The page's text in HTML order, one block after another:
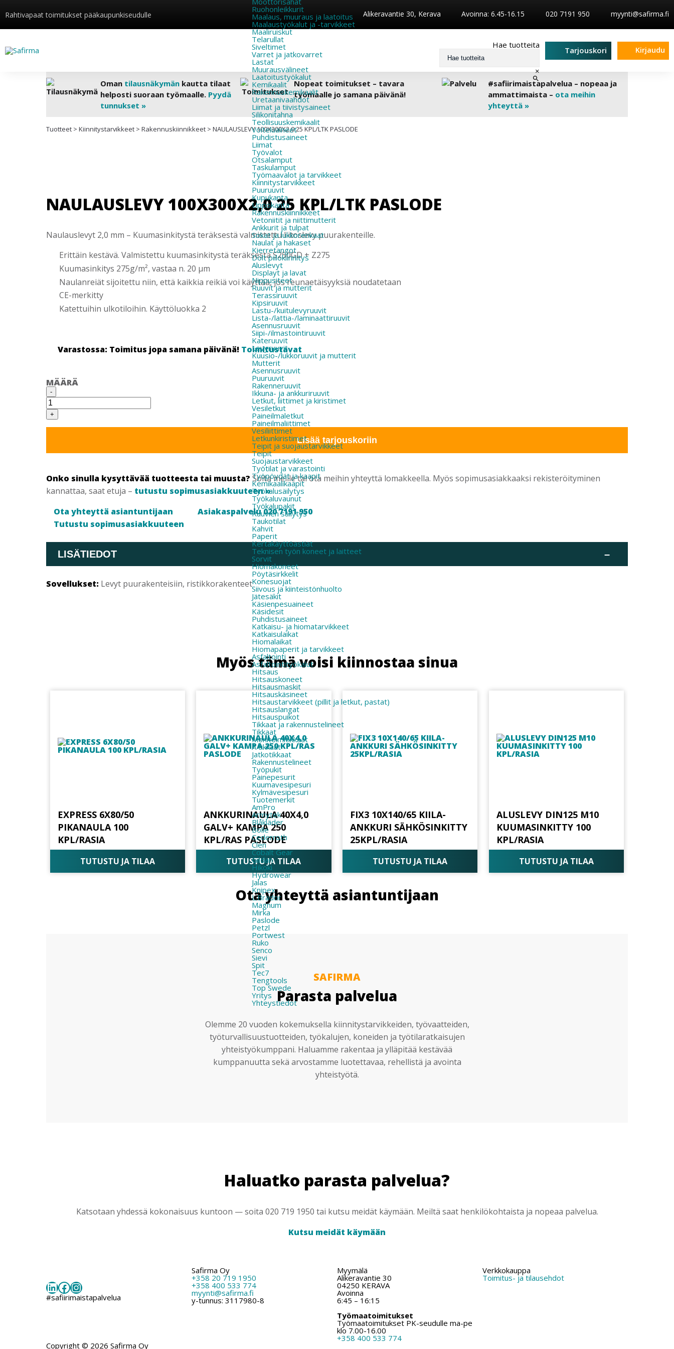
Rahtivapaat toimitukset pääkaupunkiseudulle Alikeravantie 30, Kerava Avoinna: 6.45-16.15 020 7191 950 myynti@safirma.fi
Ruohonleikkurit
Maalaus, muuraus ja laatoitus
Maalaustyökalut ja -tarvikkeet
Maaliruiskut
Telarullat
Siveltimet
Varret ja jatkovarret
Lastat
Muurausvälineet
Laatoitustyökalut
Kemikaalit
Rakennuskemikaalit
Uretaanivaahdot
Liimat ja tiivistysaineet
Silikonitahna
Teollisuuskemikaalit
Voiteluaineet
Puhdistusaineet
Liimat
Työvalot
Otsalamput
Taskulamput
Työmaavalot ja tarvikkeet
Kiinnitys­tarvikkeet
Puuruuvit
Kupukanta
Uppokanta
Rakennuskiinnikkeet
Vetoniitit ja niittimutterit
Ankkurit ja tulpat
Sokat ja lukkorenkaat
Naulat ja hakaset
Kierretangot
Dolt piilokiinnitys
Aluslevyt
Displayt ja lavat
Nippusiteet
Ruuvit ja mutterit
Terassiruuvit
Kipsiruuvit
Lastu-/kuitulevyruuvit
Lista-/lattia-/laminaattiruuvit
Asennusruuvit
Siipi-/ilmastointiruuvit
Kateruuvit
Levyruuvit
Kuusio-/lukkoruuvit ja mutterit
Mutterit
Asennusruuvit
Puuruuvit
Rakenneruuvit
Ikkuna- ja ankkuriruuvit
Letkut, liittimet ja kiristimet
Vesiletkut
Paineilmaletkut
Paineilmaliittimet
Vesiliittimet
Letkunkiristimet
Teipit ja suojaustarvikkeet
Teipit
Suojaustarvikkeet
Työtilat ja varastointi
Työpöydät ja kaapit
Kemikaalikaapit
Työkalusäilytys
Työkaluvaunut
Työkalupakit
Ruuvien säilytys
Taukotilat
Kahvit
Paperit
Kertakäyttöastiat
Teknisen työn koneet ja laitteet
Sorvit
Hiomakoneet
Pöytäsirkkelit
Konesuojat
Siivous ja kiinteistönhuolto
Jätesäkit
Käsienpesuaineet
Käsidesit
Puhdistusaineet
Katkaisu- ja hiomatarvikkeet
Katkaisulaikat
Hiomalaikat
Hiomapaperit ja tarvikkeet
Asfaltointi
Asfaltointityökalut
Hitsaus
Hitsauskoneet
Hitsausmaskit
Hitsauskäsineet
Hitsaustarvikkeet (pillit ja letkut, pastat)
Hitsauslangat
Hitsauspuikot
Tikkaat ja rakennustelineet
Tikkaat
Monitoimitikkaat
A tikkaat
Jatkotikkaat
Rakennustelineet
Työpukit
Painepesurit
Kuumavesipesuri
Kylmävesipesuri
Tuotemerkit
AmPro
Armytek
Blåkläder
Bolle
Cederroth
Clen
Cobalt Gear
Gildan
Hikoki
Hydrowear
Jalas
Knipex
L.Brador
Magnum
Mirka
Paslode
Petzl
Portwest
Ruko
Senco
Sievi
Spit
Tec7
Tengtools
Top Swede
Yritys
Yhteystiedot
Hae tuotteita
×
Tarjouskori Kirjaudu
Oman tilausnäkymänkautta tilaat
helposti suoraan työmaalle. Pyydä
tunnukset »
Nopeat toimitukset – tavara
työmaalle jo samana päivänä!
#safiirimaistapalvelua – nopeaa ja
ammattimaista – ota meihin
yhteyttä »
Tuotteet > Kiinnitys­tarvikkeet > Rakennuskiinnikkeet > NAULAUSLEVY 100X300X2,0 25 KPL/LTK PASLODE
NAULAUSLEVY 100X300X2,0 25 KPL/LTK PASLODE
Naulauslevyt 2,0 mm – Kuumasinkitystä teräksestä valmistettu liitoslevy puurakenteille.
Erittäin kestävä. Valmistettu kuumasinkitystä teräksestä S250GD + Z275
Kuumasinkitys 275g/m², vastaa n. 20 µm
Naulanreiät sijoitettu niin, että kaikkia reikiä voi käyttää, jos reunaetäisyyksiä noudatetaan
CE-merkitty
Katettuihin ulkotiloihin. Käyttöluokka 2
Varastossa: Toimitus jopa samana päivänä! Toimitustavat
MÄÄRÄ
NAULAUSLEVY
100X300X2,0
25
KPL/LTK
PASLODE
määrä
-
+
Lisää tarjouskoriin
Onko sinulla kysyttävää tuotteesta tai muusta? Soita meille tai ota meihin yhteyttä lomakkeella. Myös sopimusasiakkaaksi rekisteröityminen
kannattaa, saat etuja – tutustu sopimusasiakkuuteen »
Ota yhteyttä asiantuntijaan
Asiakaspalvelu 020 7191 950
Tutustu sopimusasiakkuuteen
LISÄTIEDOT –
Sovellukset: Levyt puurakenteisiin, ristikkorakenteet
Myös tämä voisi kiinnostaa sinua
EXPRESS 6X80/50
PIKANAULA 100
KPL/RASIA
TUTUSTU JA TILAA
ANKKURINAULA 40X4,0
GALV+ KAMPA 250
KPL/RAS PASLODE
TUTUSTU JA TILAA
FIX3 10X140/65 KIILA-
ANKKURI SÄHKÖSINKITTY
25KPL/RASIA
TUTUSTU JA TILAA
ALUSLEVY DIN125 M10
KUUMASINKITTY 100
KPL/RASIA
TUTUSTU JA TILAA
Ota yhteyttä asiantuntijaan
SAFIRMA
Parasta palvelua
Olemme 20 vuoden kokemuksella kiinnitystarvikkeiden, työvaatteiden,
työturvallisuustuotteiden, työkalujen, koneiden ja työtilaratkaisujen
yhteistyökumppani. Haluamme rakentaa ja ylläpitää kestävää
kumppanuutta sekä arvostamme luotettavaa, rehellistä ja avointa
yhteistyötä.
Haluatko parasta palvelua?
Katsotaan yhdessä kokonaisuus kuntoon — soita 020 719 1950 tai kutsu meidät käymään. Meiltä saat henkilökohtaista ja nopeaa palvelua.
Kutsu meidät käymään
LinkedIn
Facebook
Instagram
#safiirimaistapalvelua
Safirma Oy
+358 20 719 1950
+358 400 533 774
myynti@safirma.fi
y-tunnus: 3117980-8
Myymälä
Alikeravantie 30
04250 KERAVA
Avoinna
6:45 – 16:15
Työmaatoimitukset
Työmaatoimitukset PK-seudulle ma-pe
klo 7.00-16.00
+358 400 533 774
Verkkokauppa
Toimitus- ja tilausehdot
Copyright © 2026 Safirma Oy